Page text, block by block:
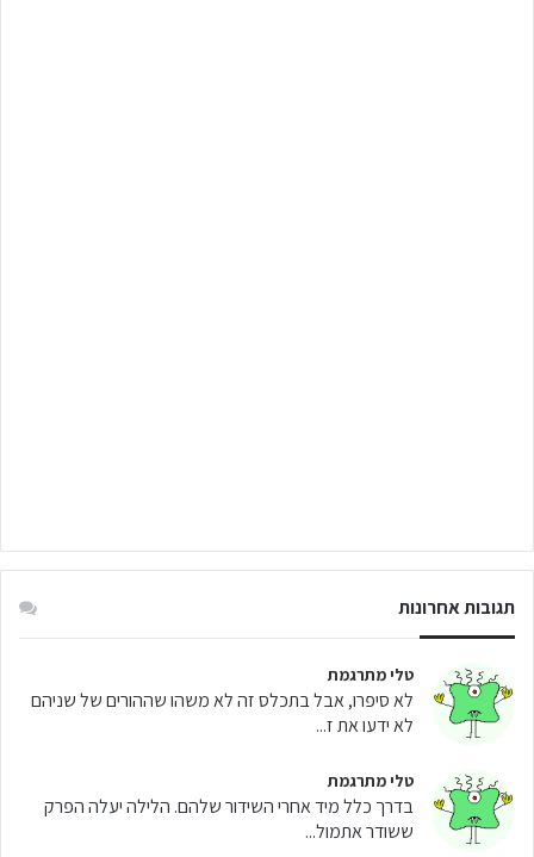
תגובות אחרונות
טלי מתרגמת
לא סיפרו, אבל בתכלס זה לא משהו שההורים של שניהם
לא ידעו את ז...
טלי מתרגמת
בדרך כלל מיד אחרי השידור שלהם. הלילה יעלה הפרק
ששודר אתמול...